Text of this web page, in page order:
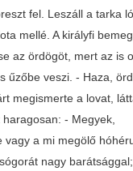
fel. Leszáll a tarka
mellé. A királyfi
az ördögöt, mert az is
űzőbe veszi. - Haza,
megismerte a lovat,
- Megyek,
vagy a mi megölő
nagy barátsággal;